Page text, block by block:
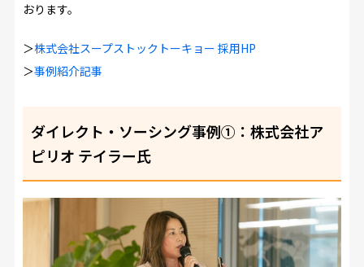
おります。
＞株式会社スープストックトーキョー 採用HP
＞事例紹介記事
ダイレクト・ソーシング事例①：株式会社ア
ピリオ テイラー氏